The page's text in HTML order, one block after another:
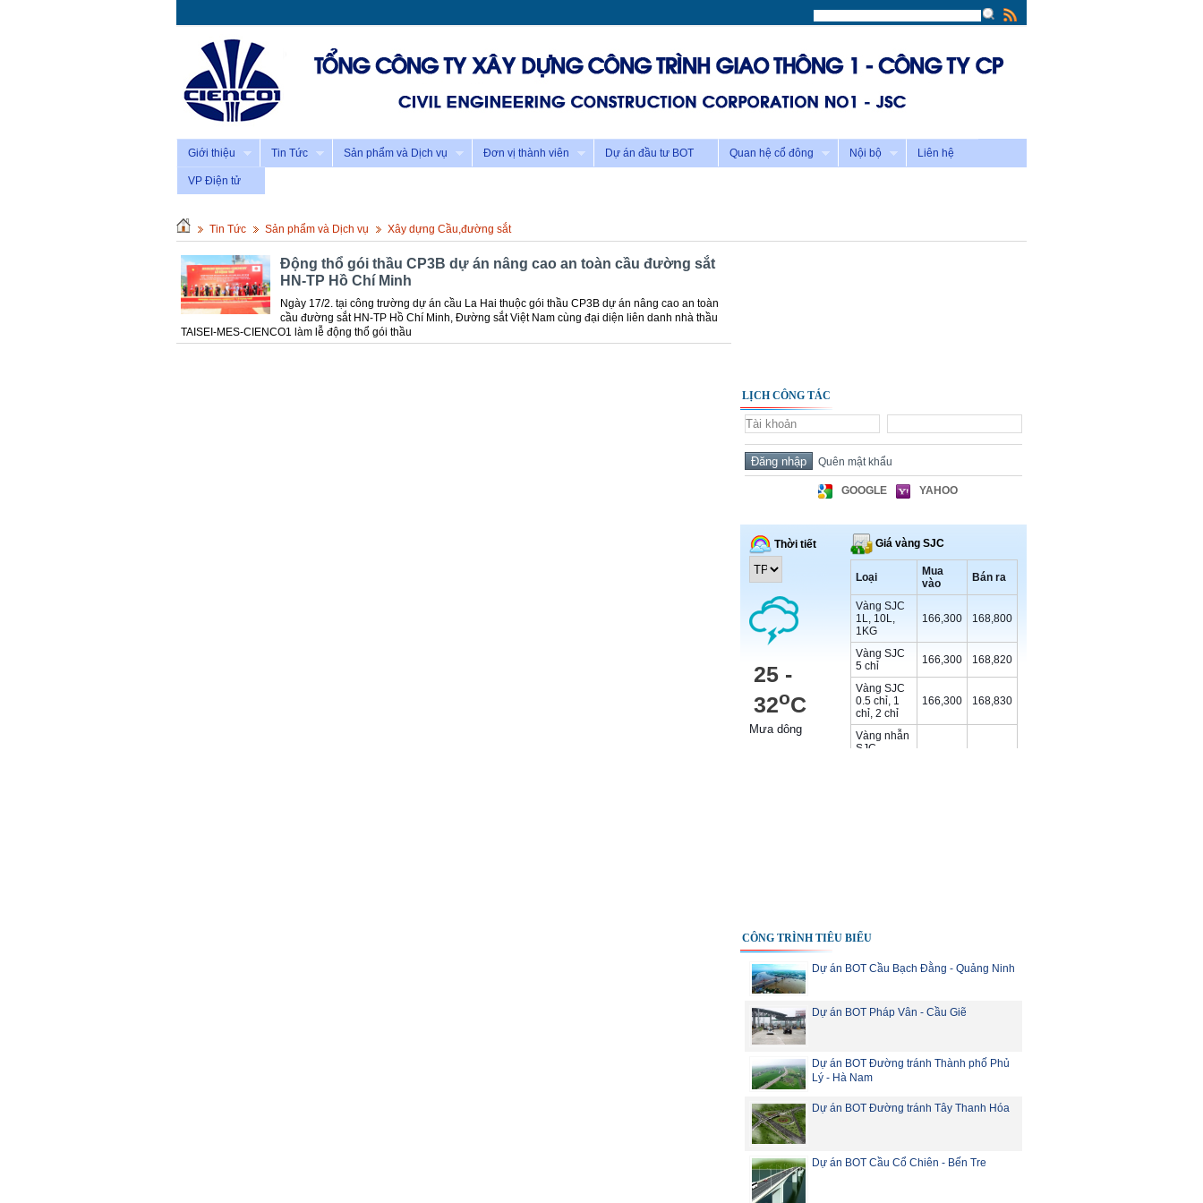
Giới thiệu Tin Tức Sản phẩm và Dịch vụ Đơn vị thành viên Dự án đầu tư BOT Quan hệ cổ đông Nội bộ Liên hệ
VP Điện tử
Tin Tức Sản phẩm và Dịch vụ Xây dựng Cầu,đường sắt
Động thổ gói thầu CP3B dự án nâng cao an toàn cầu đường sắt
HN-TP Hồ Chí Minh
Ngày 17/2. tại công trường dự án cầu La Hai thuộc gói thầu CP3B dự án nâng cao an toàn
cầu đường sắt HN-TP Hồ Chí Minh, Đường sắt Việt Nam cùng đại diện liên danh nhà thầu
TAISEI-MES-CIENCO1 làm lễ động thổ gói thầu
LỊCH CÔNG TÁC
Quên mật khẩu
GOOGLE YAHOO
CÔNG TRÌNH TIÊU BIỂU
Dự án BOT Cầu Bạch Đằng - Quảng Ninh
Dự án BOT Pháp Vân - Cầu Giẽ
Dự án BOT Đường tránh Thành phố Phủ
Lý - Hà Nam
Dự án BOT Đường tránh Tây Thanh Hóa
Dự án BOT Cầu Cổ Chiên - Bến Tre